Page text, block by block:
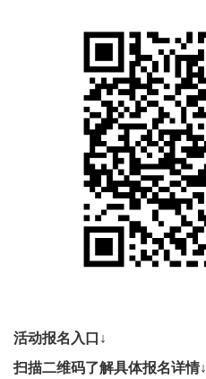
活动报名入口↓
扫描二维码了解具体报名详情↓